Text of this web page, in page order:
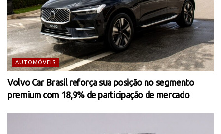
AUTOMÓVEIS
Volvo Car Brasil reforça sua posição no segmento
premium com 18,9% de participação de mercado